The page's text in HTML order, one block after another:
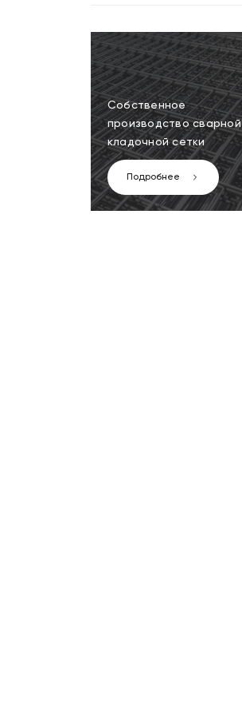
Собственное
производство сварной
кладочной сетки
Подробнее